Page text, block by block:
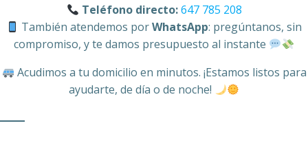
Teléfono directo:647 785 208
También atendemos porWhatsApp: pregúntanos, sin
compromiso, y te damos presupuesto al instante
Acudimos a tu domicilio en minutos. ¡Estamos listos para
ayudarte, de día o de noche!